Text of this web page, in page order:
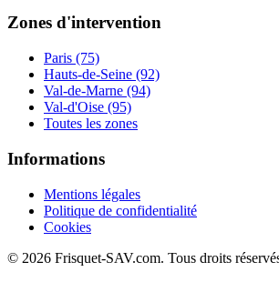
Zones d'intervention
Paris (75)
Hauts-de-Seine (92)
Val-de-Marne (94)
Val-d'Oise (95)
Toutes les zones
Informations
Mentions légales
Politique de confidentialité
Cookies
© 2026 Frisquet-SAV.com. Tous droits